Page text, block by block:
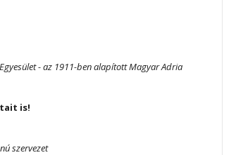
- az 1911-ben alapított Magyar Adria
is!
szervezet